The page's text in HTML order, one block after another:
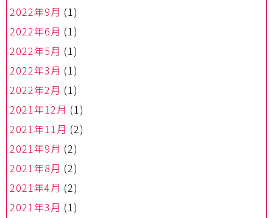
2022年9月 (1)
2022年6月 (1)
2022年5月 (1)
2022年3月 (1)
2022年2月 (1)
2021年12月 (1)
2021年11月 (2)
2021年9月 (2)
2021年8月 (2)
2021年4月 (2)
2021年3月 (1)